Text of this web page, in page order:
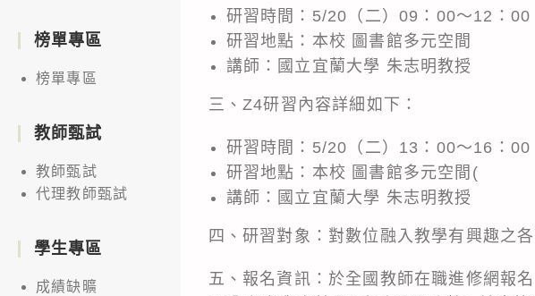
研習時間：5/20（二）09：00～12：00
研習地點：本校 圖書館多元空間
講師：國立宜蘭大學 朱志明教授
三、Z4研習內容詳細如下：
研習時間：5/20（二）13：00～16：00
研習地點：本校 圖書館多元空間(
講師：國立宜蘭大學 朱志明教授
四、研習對象：對數位融入教學有興趣之
五、報名資訊：於全國教師在職進修網報
榜單專區
榜單專區
教師甄試
教師甄試
代理教師甄試
學生專區
成績缺曠